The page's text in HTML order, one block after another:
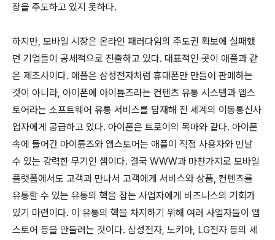
장을 주도하고 있지 못하다.
하지만, 모바일 시장은 온라인 패러다임의 주도권 확보에 실패했
던 기업들이 공세적으로 진출하고 있다. 대표적인 곳이 애플과 같
은 제조사이다. 애플은 삼성전자처럼 휴대폰만 만들어 판매하는
것이 아니라, 아이폰에 아이튠즈라는 컨텐츠 유통 시스템과 앱스
토어라는 소프트웨어 유통 서비스를 탑재해 전 세계의 이동통신사
업자에게 공급하고 있다. 아이폰은 트로이의 목마와 같다. 아이폰
속에 들어간 아이튠즈와 앱스토어는 애플이 직접 사용자와 만날
수 있는 강력한 무기인 셈이다. 결국 WWW과 마찬가지로 모바일
플랫폼에서도 고객과 만나서 고객에게 서비스와 상품, 컨텐츠를
유통할 수 있는 유통의 핵을 잡는 사업자에게 비즈니스의 기회가
있기 마련이다. 이 유통의 핵을 차지하기 위해 여러 사업자들이 앱
스토어 등을 만들려는 것이다. 삼성전자, 노키아, LG전자 등의 세